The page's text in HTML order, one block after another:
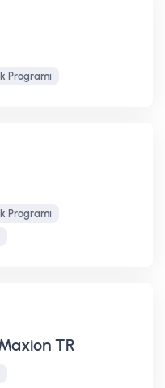
Programı
Programı
TR